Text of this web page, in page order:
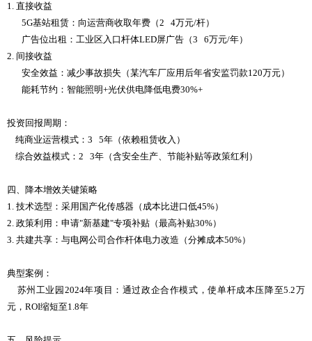
1. 直接收益
5G基站租赁：向运营商收取年费（2 4万元/杆）
广告位出租：工业区入口杆体LED屏广告（3 6万元/年）
2. 间接收益
安全效益：减少事故损失（某汽车厂应用后年省安监罚款120万元）
能耗节约：智能照明+光伏供电降低电费30%+
投资回报周期：
纯商业运营模式：3 5年（依赖租赁收入）
综合效益模式：2 3年（含安全生产、节能补贴等政策红利）
四、降本增效关键策略
1. 技术选型：采用国产化传感器（成本比进口低45%）
2. 政策利用：申请"新基建"专项补贴（最高补贴30%）
3. 共建共享：与电网公司合作杆体电力改造（分摊成本50%）
典型案例：
苏州工业园2024年项目：通过政企合作模式，使单杆成本压降至5.2万
元，ROI缩短至1.8年